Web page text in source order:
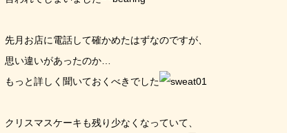
先月お店に電話して確かめたはずなのですが、
思い違いがあったのか…
もっと詳しく聞いておくべきでした
クリスマスケーキも残り少なくなっていて、